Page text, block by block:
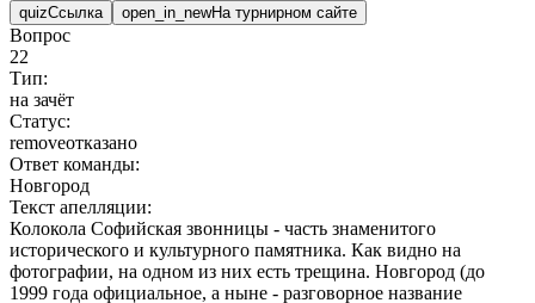
quizСсылка open_in_newНа турнирном сайте
Вопрос
22
Тип:
на зачёт
Статус:
removeотказано
Ответ команды:
Новгород
Текст апелляции:
Колокола Софийская звонницы - часть знаменитого
исторического и культурного памятника. Как видно на
фотографии, на одном из них есть трещина. Новгород (до
1999 года официальное, а ныне - разговорное название